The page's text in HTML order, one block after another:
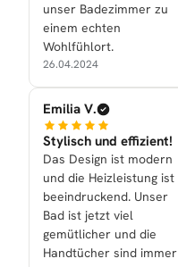
unser Badezimmer zu
einem echten
Wohlfühlort.
26.04.2024
Emilia V.
Stylisch und effizient!
Das Design ist modern
und die Heizleistung ist
beeindruckend. Unser
Bad ist jetzt viel
gemütlicher und die
Handtücher sind immer